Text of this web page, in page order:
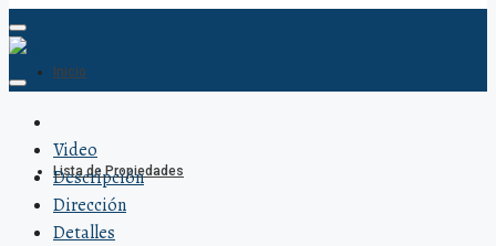
Inicio
Lista de Propiedades
Video
Descripción
Dirección
Detalles